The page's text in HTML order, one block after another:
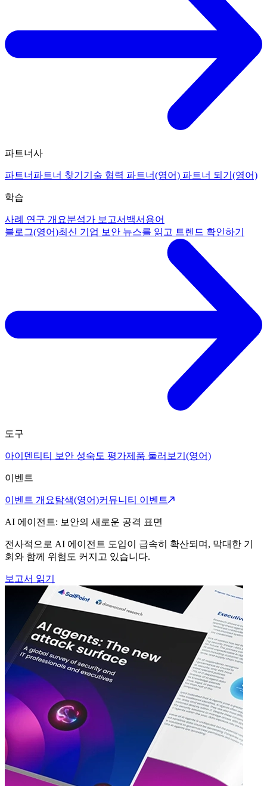
파트너사
파트너 파트너 찾기 기술 협력 파트너(영어) 파트너 되기(영어)
학습
사례 연구 개요분석가 보고서 백서 용어
블로그(영어)최신 기업 보안 뉴스를 읽고 트렌드 확인하기
도구
아이덴티티 보안 성숙도 평가제품 둘러보기(영어)
이벤트
이벤트 개요탐색(영어)커뮤니티 이벤트
AI 에이전트: 보안의 새로운 공격 표면
전사적으로 AI 에이전트 도입이 급속히 확산되며, 막대한 기
회와 함께 위험도 커지고 있습니다.
보고서 읽기